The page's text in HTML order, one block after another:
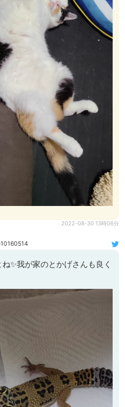
2022-08-30 13時06分
ね✨我が家のとかげさんも良く